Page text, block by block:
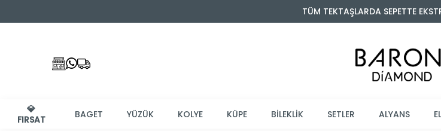
TÜM TEKTAŞLARDA SEPETTE
💎
FIRSAT
BAGET YÜZÜK KOLYE KÜPE BİLEKLİK SETLER ALYANS